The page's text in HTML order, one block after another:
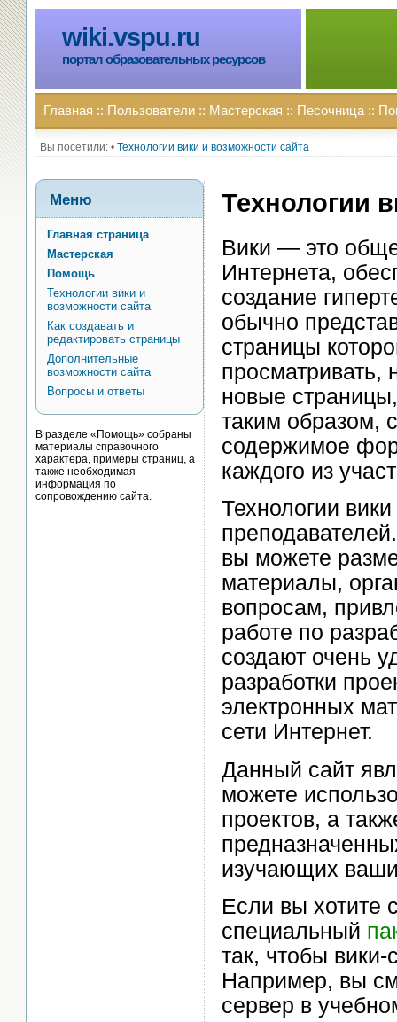
wiki.vspu.ru
портал образовательных ресурсов
Главная :: Пользователи :: Мастерская :: Песочница ::
Вы посетили: • Технологии вики и возможности сайта
Технологии
Вики — это
Интернета,
создание
обычно
страницы
просматривать,
новые
таким образом,
содержимое
каждого из
Технологии
вы можете
материалы,
вопросам,
работе по
создают очень
разработки
электронных
сети Интернет.
Данный сайт
можете
проектов, а
изучающих
Если вы хотите
специальный
так, чтобы
Например, вы
сервер в
Меню
Главная страница
Мастерская
Помощь
Технологии вики и
возможности сайта
Как создавать и
редактировать страницы
Дополнительные
возможности сайта
Вопросы и ответы
В разделе «Помощь» собраны
материалы справочного
характера, примеры страниц, а
также необходимая
информация по
сопровождению сайта.